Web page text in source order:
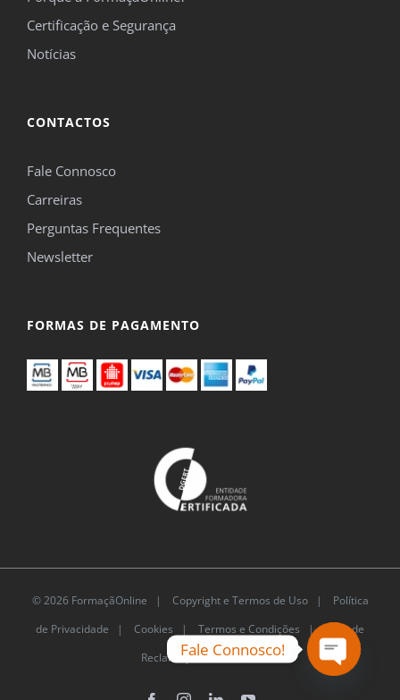
Certificação e Segurança
Notícias
CONTACTOS
Fale Connosco
Carreiras
Perguntas Frequentes
Newsletter
FORMAS DE PAGAMENTO
© 2026 FormaçãOnline | Copyright e Termos de Uso|
Política
de Privacidade | Cookies | Termos e Condições |Livro de
Reclamações Eletrónico
Fale Connosco!